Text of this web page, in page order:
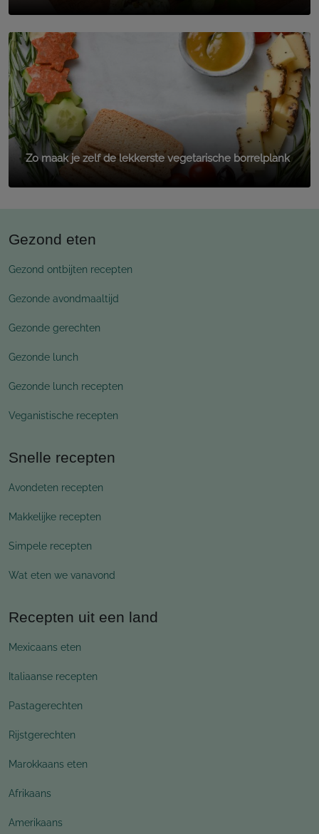
Zo maak je zelf de lekkerste vegetarische borrelplank
Gezond eten
Gezond ontbijten recepten
Gezonde avondmaaltijd
Gezonde gerechten
Gezonde lunch
Gezonde lunch recepten
Veganistische recepten
Snelle recepten
Avondeten recepten
Makkelijke recepten
Simpele recepten
Wat eten we vanavond
Recepten uit een land
Mexicaans eten
Italiaanse recepten
Pastagerechten
Rijstgerechten
Marokkaans eten
Afrikaans
Amerikaans